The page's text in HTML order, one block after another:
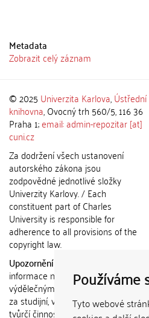
Používáme
Tyto webové
Metadata
Zobrazit celý záznam
© 2025 Univerzita Karlova,Ústřední
knihovna, Ovocný trh 560/5, 116 36
Praha 1;email: admin-repozitar [at]
cuni.cz
Za dodržení všech ustanovení
autorského zákona jsou
zodpovědné jednotlivé složky
Univerzity Karlovy. / Each
constituent part of Charles
University is responsible for
adherence to all provisions of the
copyright law.
Upozornění / Notice:
informace nemohou být použity k
výdělečným účelům nebo vydávány
za studijní, vědeckou nebo jinou
tvůrčí činnost jiné osoby než autora.